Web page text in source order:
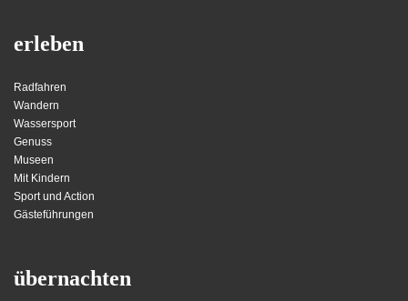
erleben
Radfahren
Wandern
Wassersport
Genuss
Museen
Mit Kindern
Sport und Action
Gästeführungen
übernachten